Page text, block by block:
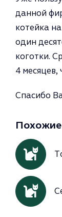
данной
котейка
один
коготки.
4 месяцев,
Спасибо
Похожие